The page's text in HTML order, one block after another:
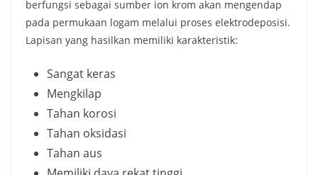
berfungsi sebagai sumber ion krom akan mengendap
pada permukaan logam melalui proses elektrodeposisi.
Lapisan yang hasilkan memiliki karakteristik:
Sangat keras
Mengkilap
Tahan korosi
Tahan oksidasi
Tahan aus